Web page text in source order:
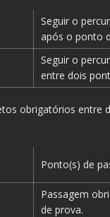
Seguir o
após o ponto
Seguir o
entre dois
obrigatórios entre
Ponto(s) de
Passagem
de prova.